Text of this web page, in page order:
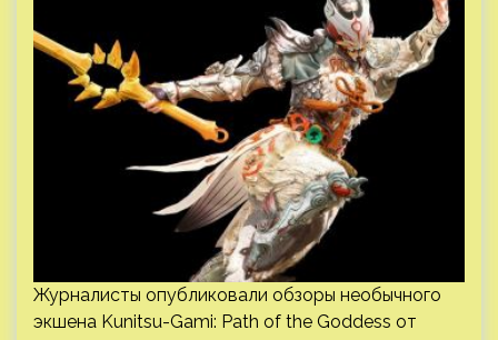
Журналисты опубликовали обзоры необычного
экшена Kunitsu-Gami: Path of the Goddess от